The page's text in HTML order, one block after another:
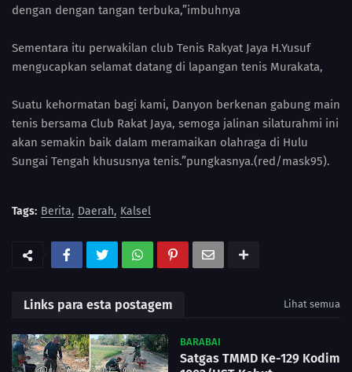
dengan dengan tangan terbuka,”imbuhnya
Sementara itu perwakilan club Tenis Rakyat Jaya H.Yusuf
mengucapkan selamat datang di lapangan tenis Murakata,
Suatu kehormatan bagi kami, Danyon berkenan gabung main
tenis bersama Club Rakat Jaya, semoga jalinan silaturahmi ini
akan semakin baik dalam meramaikan olahraga di Hulu
Sungai Tengah khususnya tenis.”pungkasnya.(red/mask95).
Tags: Berita Daerah Kalsel
Links para esta postagem Lihat semua
BARABAI
Satgas TMMD Ke-129 Kodim